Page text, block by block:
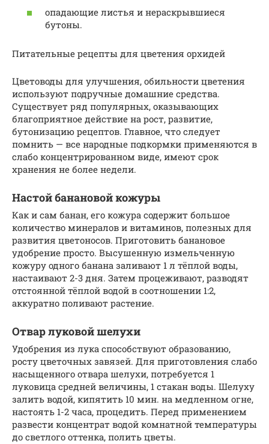
опадающие листья и нераскрывшиеся
бутоны.
Питательные рецепты для цветения орхидей
Цветоводы для улучшения, обильности цветения
используют подручные домашние средства.
Существует ряд популярных, оказывающих
благоприятное действие на рост, развитие,
бутонизацию рецептов. Главное, что следует
помнить — все народные подкормки применяются в
слабо концентрированном виде, имеют срок
хранения не более недели.
Настой банановой кожуры
Как и сам банан, его кожура содержит большое
количество минералов и витаминов, полезных для
развития цветоносов. Приготовить банановое
удобрение просто. Высушенную измельченную
кожуру одного банана заливают 1 л тёплой воды,
настаивают 2-3 дня. Затем процеживают, разводят
отстоянной тёплой водой в соотношении 1:2,
аккуратно поливают растение.
Отвар луковой шелухи
Удобрения из лука способствуют образованию,
росту цветочных завязей. Для приготовления слабо
насыщенного отвара шелухи, потребуется 1
луковица средней величины, 1 стакан воды. Шелуху
залить водой, кипятить 10 мин. на медленном огне,
настоять 1-2 часа, процедить. Перед применением
развести концентрат водой комнатной температуры
до светлого оттенка, полить цветы.